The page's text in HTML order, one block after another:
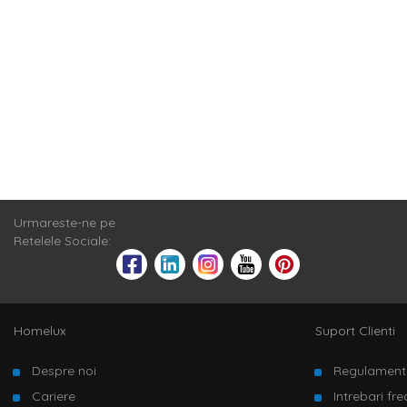
Urmareste-ne pe
Retelele Sociale:
Homelux
Despre noi
Cariere
Suport Clienti
Intrebari